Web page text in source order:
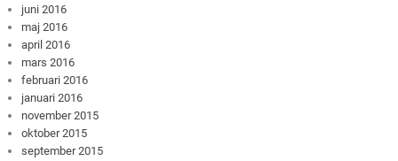
juni 2016
maj 2016
april 2016
mars 2016
februari 2016
januari 2016
november 2015
oktober 2015
september 2015